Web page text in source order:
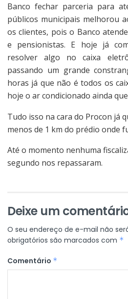
Banco fechar parceria para
públicos municipais melhorou
os clientes, pois o Banco
e pensionistas. E hoje já
resolver algo no caixa
passando um grande
horas já que não é todos os
hoje o ar condicionado ainda
Tudo isso na cara do Procon já
menos de 1 km do prédio onde
Até o momento nenhuma
segundo nos repassaram.
Deixe um
O seu endereço de e-mail não
obrigatórios são marcados com *
Comentário *